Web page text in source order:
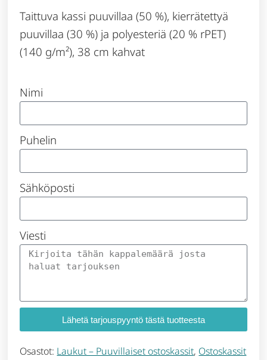
Taittuva kassi puuvillaa (50 %), kierrätettyä
puuvillaa (30 %) ja polyesteriä (20 % rPET)
(140 g/m²), 38 cm kahvat
Nimi
Puhelin
Sähköposti
Viesti
Lähetä tarjouspyyntö tästä tuotteesta
Osastot: Laukut – Puuvillaiset ostoskassit, Ostoskassit